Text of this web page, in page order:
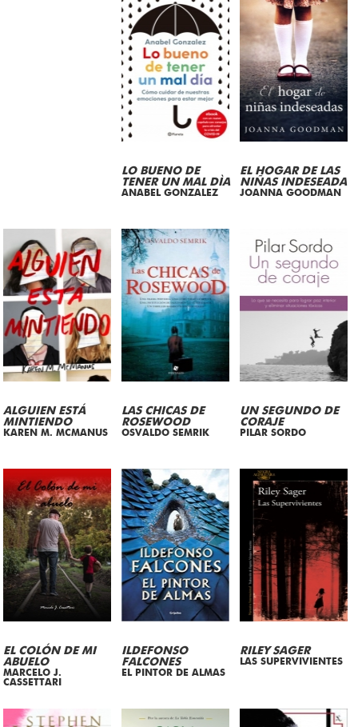
LO BUENO DE
TENER UN MAL DÌA
ANABEL GONZALEZ
EL HOGAR DE LAS
NIÑAS INDESEADA
JOANNA GOODMAN
ALGUIEN ESTÁ
MINTIENDO
KAREN M. MCMANUS
LAS CHICAS DE
ROSEWOOD
OSVALDO SEMRIK
UN SEGUNDO DE
CORAJE
PILAR SORDO
EL COLÓN DE MI
ABUELO
MARCELO J.
CASSETTARI
ILDEFONSO
FALCONES
EL PINTOR DE ALMAS
RILEY SAGER
LAS SUPERVIVIENTES